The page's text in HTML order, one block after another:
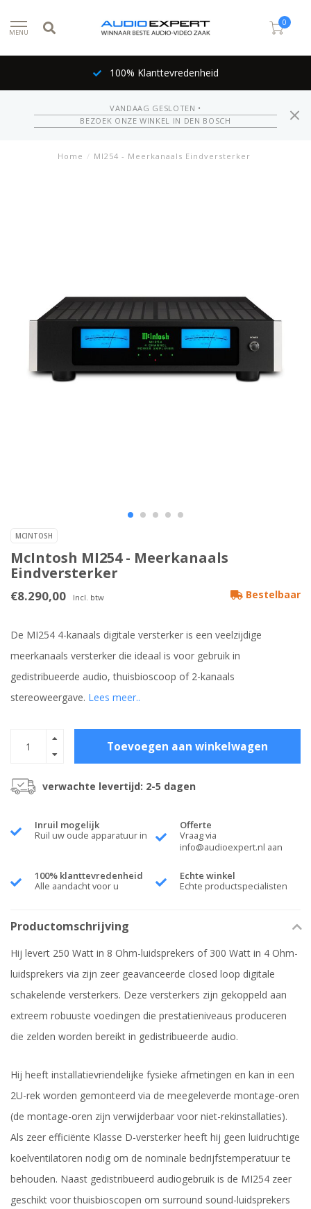
MENU
0
100% Klanttevredenheid
VANDAAG GESLOTEN •
BEZOEK ONZE WINKEL IN DEN BOSCH
Home / MI254 - Meerkanaals Eindversterker
MCINTOSH
McIntosh MI254 - Meerkanaals
Eindversterker
€8.290,00 Incl. btw Bestelbaar
De MI254 4-kanaals digitale versterker is een veelzijdige
meerkanaals versterker die ideaal is voor gebruik in
gedistribueerde audio, thuisbioscoop of 2-kanaals
stereoweergave. Lees meer..
Toevoegen aan winkelwagen
verwachte levertijd: 2-5 dagen
Inruil mogelijk
Ruil uw oude apparatuur in
Offerte
Vraag via
info@audioexpert.nl aan
100% klanttevredenheid
Alle aandacht voor u
Echte winkel
Echte productspecialisten
Productomschrijving
Hij levert 250 Watt in 8 Ohm-luidsprekers of 300 Watt in 4 Ohm-
luidsprekers via zijn zeer geavanceerde closed loop digitale
schakelende versterkers. Deze versterkers zijn gekoppeld aan
extreem robuuste voedingen die prestatieniveaus produceren
die zelden worden bereikt in gedistribueerde audio.
Hij heeft installatievriendelijke fysieke afmetingen en kan in een
2U-rek worden gemonteerd via de meegeleverde montage-oren
(de montage-oren zijn verwijderbaar voor niet-rekinstallaties).
Als zeer efficiënte Klasse D-versterker heeft hij geen luidruchtige
koelventilatoren nodig om de nominale bedrijfstemperatuur te
behouden. Naast gedistribueerd audiogebruik is de MI254 zeer
geschikt voor thuisbioscopen om surround sound-luidsprekers